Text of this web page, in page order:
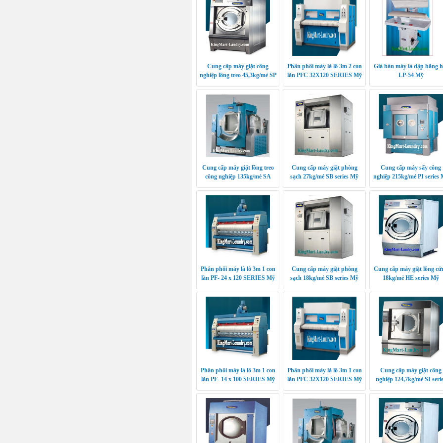
Cung cấp máy giặt công
nghiệp lồng treo 45,3kg/mẻ SP
Phân phối máy là lô 3m 2 con
lăn PFC 32X120 SERIES Mỹ
Giá bán máy là dập bằng
LP-54 Mỹ
Cung cấp máy giặt lồng treo
công nghiệp 135kg/mẻ SA
Cung cấp máy giặt phòng
sạch 27kg/mẻ SB series Mỹ
Cung cấp máy sấy công
nghiệp 215kg/mẻ PI series
Phân phối máy là lô 3m 1 con
lăn PF- 24 x 120 SERIES Mỹ
Cung cấp máy giặt phòng
sạch 18kg/mẻ SB series Mỹ
Cung cấp máy giặt lồng
18kg/mẻ HE series Mỹ
Phân phối máy là lô 3m 1 con
lăn PF- 14 x 100 SERIES Mỹ
Phân phối máy là lô 3m 1 con
lăn PFC 32X120 SERIES Mỹ
Cung cấp máy giặt công
nghiệp 124,7kg/mẻ SI